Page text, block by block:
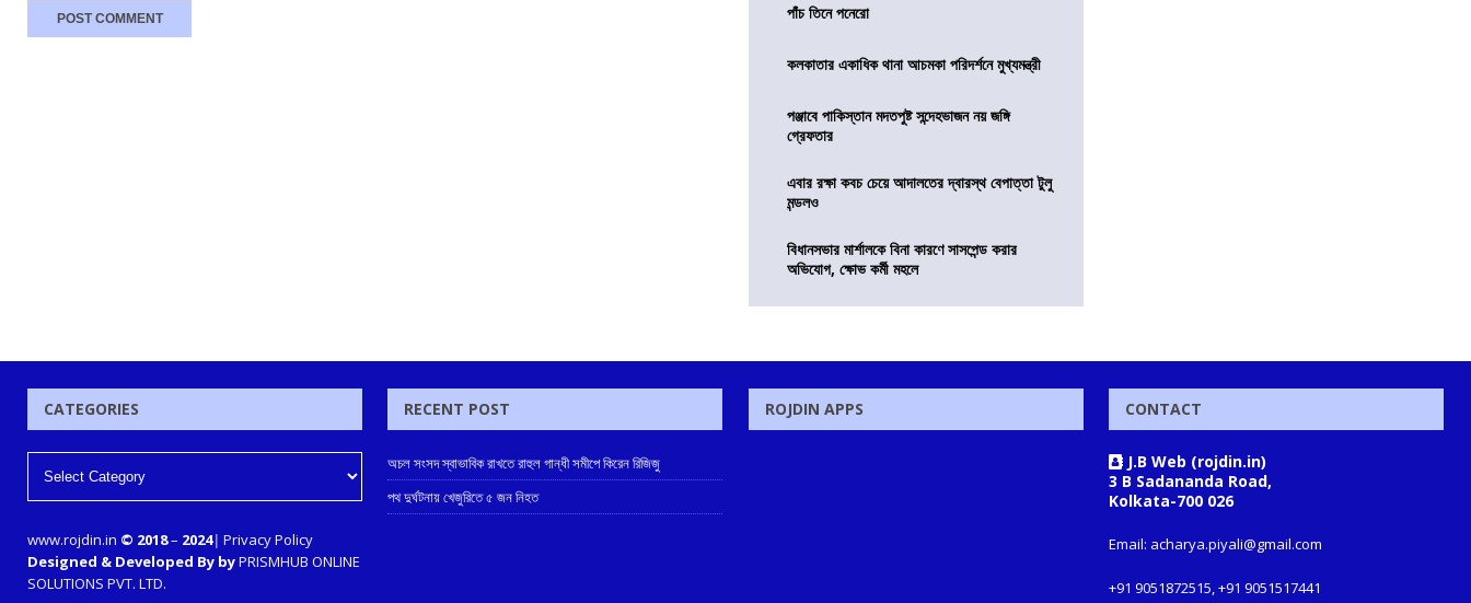
পাঁচ তিনে পনেরো
কলকাতার একাধিক থানা আচমকা পরিদর্শনে মুখ্যমন্ত্রী
পঞ্জাবে পাকিস্তান মদতপুষ্ট সন্দেহভাজন নয় জঙ্গি
গ্রেফতার
এবার রক্ষা কবচ চেয়ে আদালতের দ্বারস্থ বেপাত্তা টুলু
মন্ডলও
বিধানসভার মার্শালকে বিনা কারণে সাসপেন্ড করার
অভিযোগ, ক্ষোভ কর্মী মহলে
CATEGORIES
www.rojdin.in © 2018– 2024| Privacy Policy
Designed & Developed By byPRISMHUB ONLINE
SOLUTIONS PVT. LTD.
RECENT POST
অচল সংসদ স্বাভাবিক রাখতে রাহুল গান্ধী সমীপে কিরেন রিজিজু
পথ দুর্ঘটনায় খেজুরিতে ৫ জন নিহত
ROJDIN APPS CONTACT
J.B Web (rojdin.in)
3 B Sadananda Road,
Kolkata-700 026
Email: acharya.piyali@gmail.com
+91 9051872515, +91 9051517441